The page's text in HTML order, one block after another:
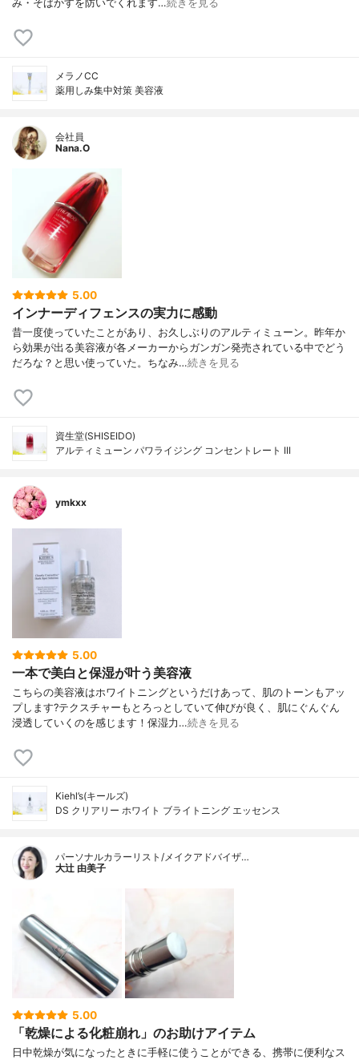
み・そばかすを防いでくれます…続きを見る
メラノCC
薬用しみ集中対策 美容液
会社員
Nana.O
5.00
インナーディフェンスの実力に感動
昔一度使っていたことがあり、お久しぶりのアルティミューン。昨年か
ら効果が出る美容液が各メーカーからガンガン発売されている中でどう
だろな？と思い使っていた。ちなみ…続きを見る
資生堂(SHISEIDO)
アルティミューン パワライジング コンセントレート III
ymkxx
5.00
一本で美白と保湿が叶う美容液
こちらの美容液はホワイトニングというだけあって、肌のトーンもアッ
プします?テクスチャーもとろっとしていて伸びが良く、肌にぐんぐん
浸透していくのを感じます！保湿力…続きを見る
Kiehl’s(キールズ)
DS クリアリー ホワイト ブライトニング エッセンス
パーソナルカラーリスト/メイクアドバイザ…
大辻 由美子
5.00
「乾燥による化粧崩れ」のお助けアイテム
日中乾燥が気になったときに手軽に使うことができる、携帯に便利なス